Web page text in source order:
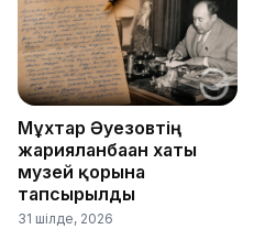
Мұхтар Әуезовтің
жарияланбаған хаты
музей қорына
тапсырылды
31 шілде, 2026